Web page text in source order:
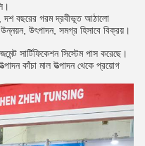
দশ বছরের গরম দ্রবীভূত আঠালো
উৎপাদন, সমগ্র হিসাবে বিক্রয়।
সার্টিফিকেশন সিস্টেম পাস করেছে।
কাঁচা মাল উত্পাদন থেকে প্রয়োগ